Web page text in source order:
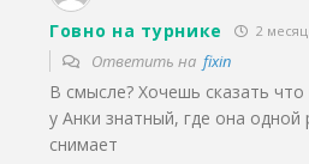
Говно на турнике 2
Ответить на fixin
В смысле? Хочешь сказать что
у Анки знатный, где она
снимает